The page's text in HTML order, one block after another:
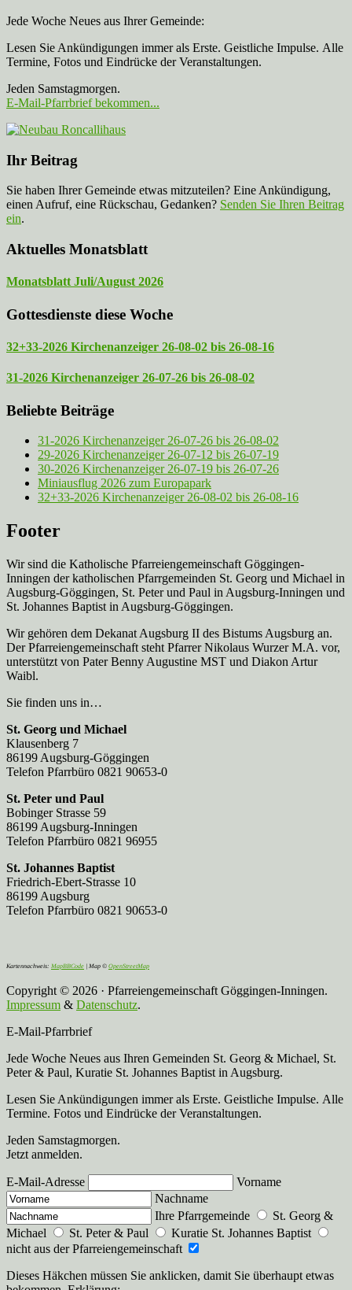
Jede Woche Neues aus Ihrer Gemeinde:
Lesen Sie Ankündigungen immer als Erste. Geistliche Impulse. Alle
Termine, Fotos und Eindrücke der Veranstaltungen.
Jeden Samstagmorgen.
E-Mail-Pfarrbrief bekommen...
Ihr Beitrag
Sie haben Ihrer Gemeinde etwas mitzuteilen? Eine Ankündigung,
einen Aufruf, eine Rückschau, Gedanken? Senden Sie Ihren Beitrag
ein.
Aktuelles Monatsblatt
Monatsblatt Juli/August 2026
Gottesdienste diese Woche
32+33-2026 Kirchenanzeiger 26-08-02 bis 26-08-16
31-2026 Kirchenanzeiger 26-07-26 bis 26-08-02
Beliebte Beiträge
31-2026 Kirchenanzeiger 26-07-26 bis 26-08-02
29-2026 Kirchenanzeiger 26-07-12 bis 26-07-19
30-2026 Kirchenanzeiger 26-07-19 bis 26-07-26
Miniausflug 2026 zum Europapark
32+33-2026 Kirchenanzeiger 26-08-02 bis 26-08-16
Footer
Wir sind die Katholische Pfarreien­gemeinschaft Göggingen-
Inningen der katholischen Pfarrgemeinden St. Georg und Michael in
Augsburg-Göggingen, St. Peter und Paul in Augsburg-Inningen und
St. Johannes Baptist in Augsburg-Göggingen.
Wir gehören dem Dekanat Augsburg II des Bistums Augsburg an.
Der Pfarreien­gemeinschaft steht Pfarrer Nikolaus Wurzer M.A. vor,
unterstützt von Pater Benny Augustine MST und Diakon Artur
Waibl.
Sie finden uns in…
St. Georg und Michael
Klausenberg 7
86199 Augsburg-Göggingen
Telefon Pfarrbüro 0821 90653-0
St. Peter und Paul
Bobinger Strasse 59
86199 Augsburg-Inningen
Telefon Pfarrbüro 0821 96955
St. Johannes Baptist
Friedrich-Ebert-Strasse 10
86199 Augsburg
Telefon Pfarrbüro 0821 90653-0
Kartennachweis: MapBBCode | Map © OpenStreetMap
Copyright © 2026 · Pfarreiengemeinschaft Göggingen-Inningen.
Impressum & Datenschutz.
E-Mail-Pfarrbrief
Jede Woche Neues aus Ihren Gemeinden St. Georg & Michael, St.
Peter & Paul, Kuratie St. Johannes Baptist in Augsburg.
Lesen Sie Ankündigungen immer als Erste. Geistliche Impulse. Alle
Termine. Fotos und Eindrücke der Veranstaltungen.
Jeden Samstagmorgen.
Jetzt anmelden.
E-Mail-Adresse
Vorname
Nachname
Ihre Pfarrgemeinde
St. Georg &
Michael
St. Peter & Paul
Kuratie St. Johannes Baptist
nicht aus der Pfarreiengemeinschaft
Dieses Häkchen müssen Sie anklicken, damit Sie überhaupt etwas